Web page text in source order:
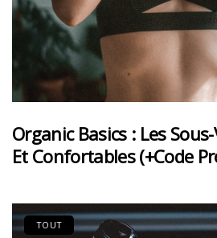
Organic Basics : Les
Et Confortables (+code
TOUT